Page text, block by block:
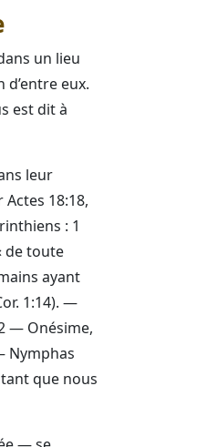
un lieu
eux.
est dit à
leur
Actes 18:18,
: 1
de toute
ayant
1:14). —
— Onésime,
Nymphas
que nous